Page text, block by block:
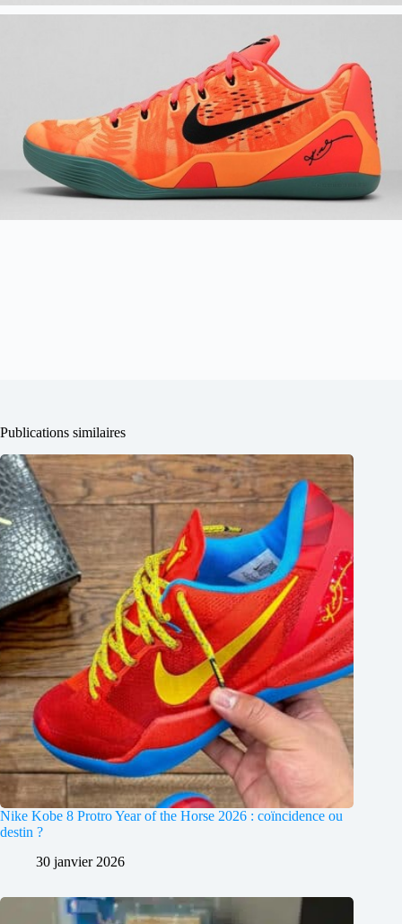
Publications similaires
Nike Kobe 8 Protro Year of the Horse 2026 : coïncidence ou
destin ?
30 janvier 2026